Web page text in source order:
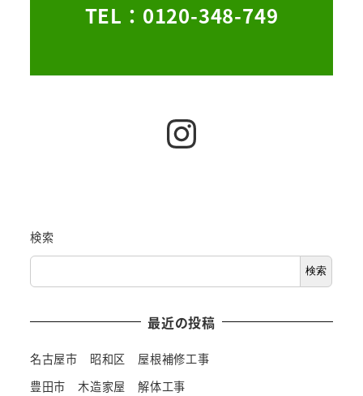
TEL：0120-348-749
Instagram
検索
検索
最近の投稿
名古屋市 昭和区 屋根補修工事
豊田市 木造家屋 解体工事